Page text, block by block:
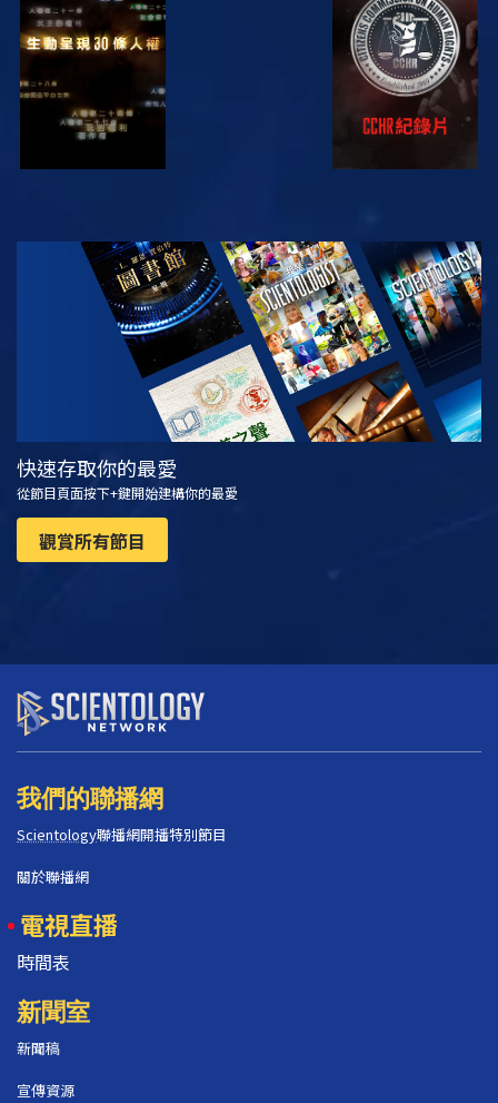
觀看 觀看
觀看 探索系列節目
快速存取你的最愛
從節目頁面按下+鍵開始建構你的最愛
觀賞所有節目
我們的聯播網
Scientology聯播網開播特別節目
關於聯播網
電視直播
時間表
新聞室
新聞稿
宣傳資源